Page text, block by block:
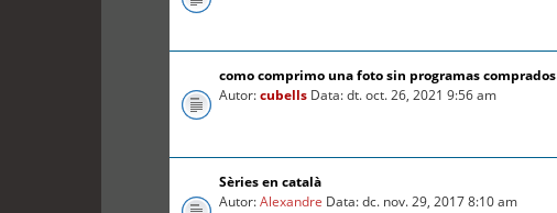
como comprimo una foto sin programas comprados
Autor:cubells Data: dt. oct. 26, 2021 9:56 am
Sèries en català
Autor:Alexandre Data: dc. nov. 29, 2017 8:10 am